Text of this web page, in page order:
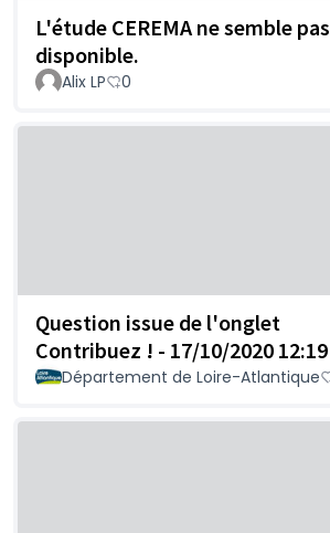
L'étude CEREMA ne semble pas
disponible.
Alix LP 0
Question issue de l'onglet
Contribuez ! - 17/10/2020 12:19
Département de Loire-Atlantique